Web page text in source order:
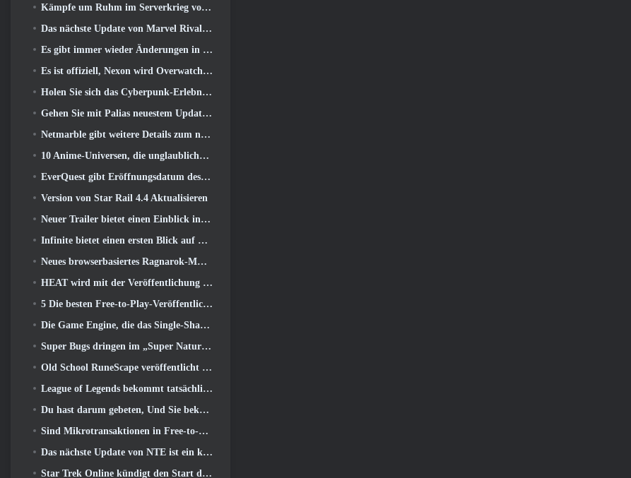
Kämpfe um Ruhm im Serverkrieg von Lineage II
Das nächste Update von Marvel Rivals führt den Kampf zu den Göttern
Es gibt immer wieder Änderungen in RuneScape. Diesmal handelt es sich um Spielerunterkünfte
Es ist offiziell, Nexon wird Overwatch künftig in Südkorea veröffentlichen
Holen Sie sich das Cyberpunk-Erlebnis, Komplett mit Cyberpsychose, Im nächsten Crossover-Event von Apex Legends
Gehen Sie mit Palias neuestem Update an den Strand
Netmarble gibt weitere Details zum nächsten Solo-Leveling-Spiel bekannt, Solo-Leveling: KARMA auf der Anime Expo
10 Anime-Universen, die unglaubliche MMOs ergeben würden
EverQuest gibt Eröffnungsdatum des zweiten bekannt 2026 Zeitlich begrenzter Erweiterungsserver
Version von Star Rail 4.4 Aktualisieren
Neuer Trailer bietet einen Einblick in das Gameplay in Silver Palace
Infinite bietet einen ersten Blick auf den Meerjungfrauen-ähnlichen Helden, der in SS13 erscheint: Nachlicht
Neues browserbasiertes Ragnarok-MMORPG, Ragnarok-Universum angekündigt
HEAT wird mit der Veröffentlichung einer neuen Wüstenkarte heißer
5 Die besten Free-to-Play-Veröffentlichungen von 2025, Lohnt es sich noch, in ihnen zu spielen? 2026?
Die Game Engine, die das Single-Shard-Universum von Eve Online antreibt, ist jetzt Open Source
Super Bugs dringen im „Super Natural“-Update in Super Animal Royale ein
Old School RuneScape veröffentlicht die Großmeisterquest „The Blood Moon Rises“., Eine 20-jährige Questreihe geht zu Ende
League of Legends bekommt tatsächlich einen klassischen Modus
Du hast darum gebeten, Und Sie bekommen es. Gilden sind jetzt in Eterspire verfügbar
Sind Mikrotransaktionen in Free-to-Play-Spielen zu weit gegangen??
Das nächste Update von NTE ist ein kleiner Abstecher in ein Fantasy-Tabletop-Spiel
Star Trek Online kündigt den Start der kommenden „Undiscovered“-Staffel an